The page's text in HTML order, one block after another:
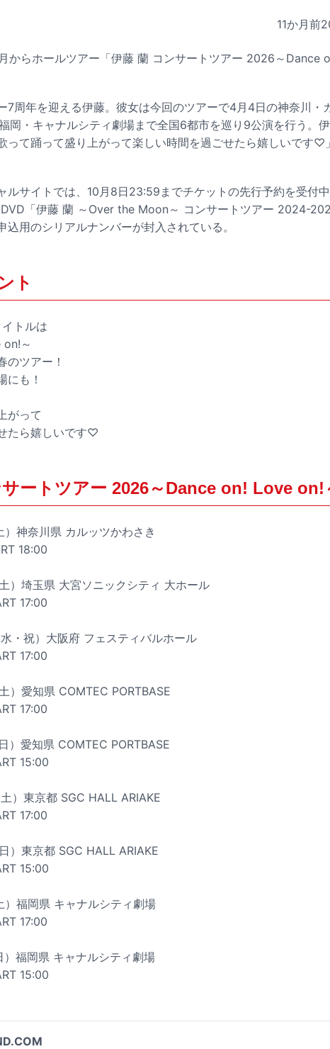
11か月前
からホールツアー「伊藤 蘭 コンサートツアー 2026～Dance
7周年を迎える伊藤。彼女は今回のツアーで4月4日の神奈川・
岡・キャナルシティ劇場まで全国6都市を巡り9公演を行う。
って踊って盛り上がって楽しい時間を過ごせたら嬉しいです♡
ルサイトでは、10月8日23:59までチケットの先行予約を受付
「伊藤 蘭 ～Over the Moon～ コンサートツアー 2024-
込用のシリアルナンバーが封入されている。
ト
トルは
～
のツアー！
にも！
がって
たら嬉しいです♡
ートツアー 2026～Dance on! Love on!
神奈川県 カルッツかわさき
18:00
）埼玉県 大宮ソニックシティ 大ホール
17:00
・祝）大阪府 フェスティバルホール
17:00
）愛知県 COMTEC PORTBASE
17:00
）愛知県 COMTEC PORTBASE
15:00
）東京都 SGC HALL ARIAKE
17:00
）東京都 SGC HALL ARIAKE
15:00
福岡県 キャナルシティ劇場
17:00
福岡県 キャナルシティ劇場
15:00